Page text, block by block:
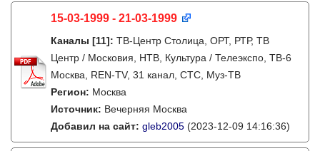
15-03-1999 - 21-03-1999
Каналы [11]: ТВ-Центр Столица, ОРТ, РТР, ТВ
Центр / Московия, НТВ, Культура / Телеэкспо, ТВ-6
Москва, REN-TV, 31 канал, СТС, Муз-ТВ
Регион: Москва
Источник: Вечерняя Москва
Добавил на сайт: gleb2005 (2023-12-09 14:16:36)